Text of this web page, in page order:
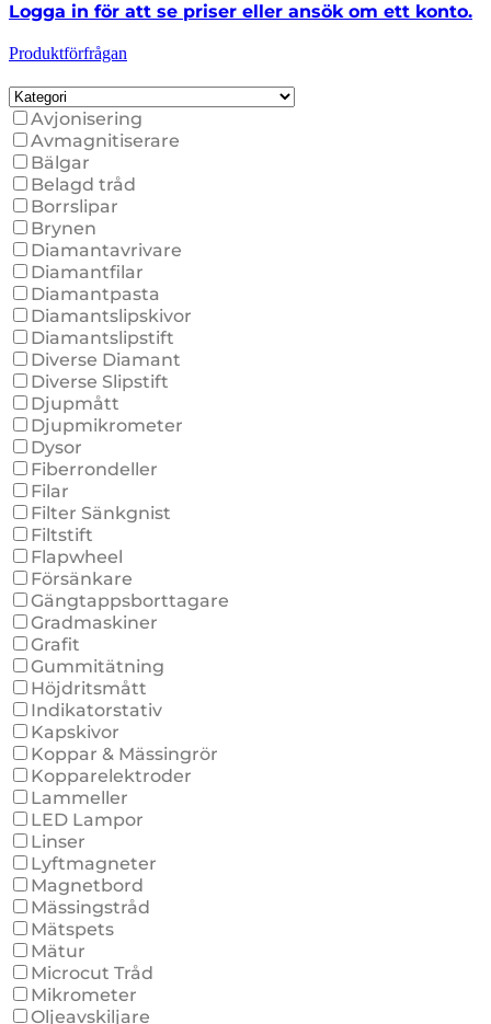
Logga in för att se priser eller ansök om ett konto.
Produktförfrågan
Avjonisering
Avmagnitiserare
Bälgar
Belagd tråd
Borrslipar
Brynen
Diamantavrivare
Diamantfilar
Diamantpasta
Diamantslipskivor
Diamantslipstift
Diverse Diamant
Diverse Slipstift
Djupmått
Djupmikrometer
Dysor
Fiberrondeller
Filar
Filter Sänkgnist
Filtstift
Flapwheel
Försänkare
Gängtappsborttagare
Gradmaskiner
Grafit
Gummitätning
Höjdritsmått
Indikatorstativ
Kapskivor
Koppar & Mässingrör
Kopparelektroder
Lammeller
LED Lampor
Linser
Lyftmagneter
Magnetbord
Mässingstråd
Mätspets
Mätur
Microcut Tråd
Mikrometer
Oljeavskiljare